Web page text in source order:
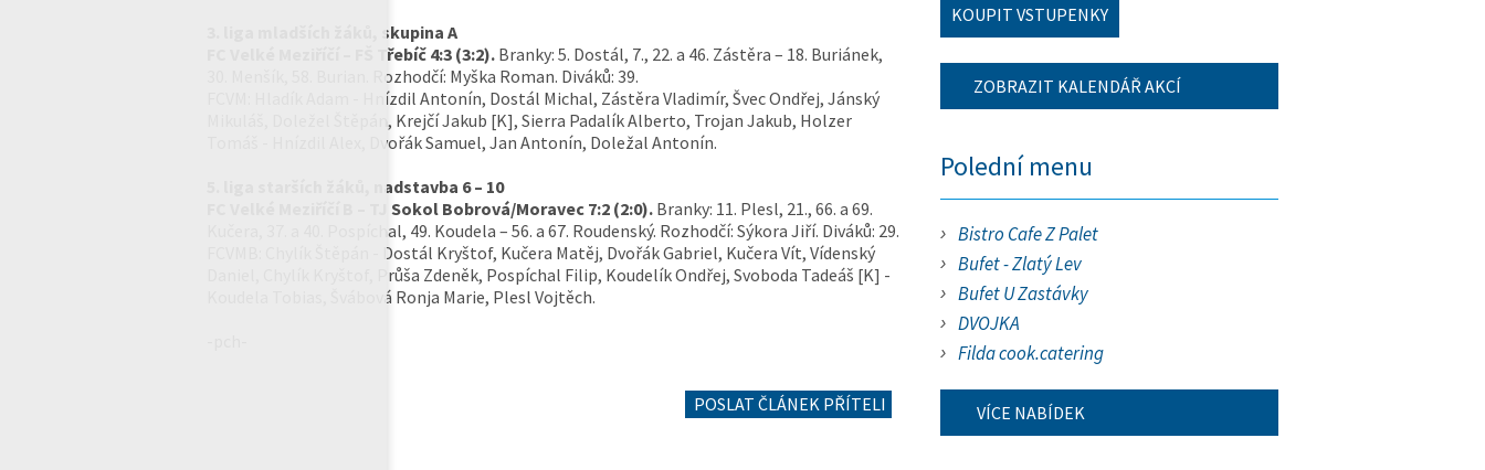
3. liga mladších žáků, skupina A
FC Velké Meziříčí – FŠ Třebíč 4:3 (3:2). Branky: 5. Dostál, 7., 22. a 46. Zástěra – 18. Buriánek,
30. Menšík, 58. Burian. Rozhodčí: Myška Roman. Diváků: 39.
FCVM: Hladík Adam - Hnízdil Antonín, Dostál Michal, Zástěra Vladimír, Švec Ondřej, Jánský
Mikuláš, Doležel Štěpán, Krejčí Jakub [K], Sierra Padalík Alberto, Trojan Jakub, Holzer
Tomáš - Hnízdil Alex, Dvořák Samuel, Jan Antonín, Doležal Antonín.
5. liga starších žáků, nadstavba 6 – 10
FC Velké Meziříčí B – TJ Sokol Bobrová/Moravec 7:2 (2:0). Branky: 11. Plesl, 21., 66. a 69.
Kučera, 37. a 40. Pospíchal, 49. Koudela – 56. a 67. Roudenský. Rozhodčí: Sýkora Jiří. Diváků: 29.
FCVMB: Chylík Štěpán - Dostál Kryštof, Kučera Matěj, Dvořák Gabriel, Kučera Vít, Vídenský
Daniel, Chylík Kryštof, Průša Zdeněk, Pospíchal Filip, Koudelík Ondřej, Svoboda Tadeáš [K] -
Koudela Tobias, Švábová Ronja Marie, Plesl Vojtěch.
POSLAT ČLÁNEK PŘÍTELI
KOUPIT VSTUPENKY
ZOBRAZIT KALENDÁŘ AKCÍ
Polední menu
Bistro Cafe Z Palet
Bufet - Zlatý Lev
Bufet U Zastávky
DVOJKA
Filda cook.catering
VÍCE NABÍDEK